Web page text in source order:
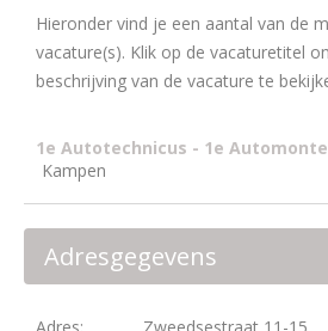
Hieronder vind je een aantal van de
vacature(s). Klik op de vacaturetitel
beschrijving van de vacature te
1e Autotechnicus - 1e
Kampen
Adresgegevens